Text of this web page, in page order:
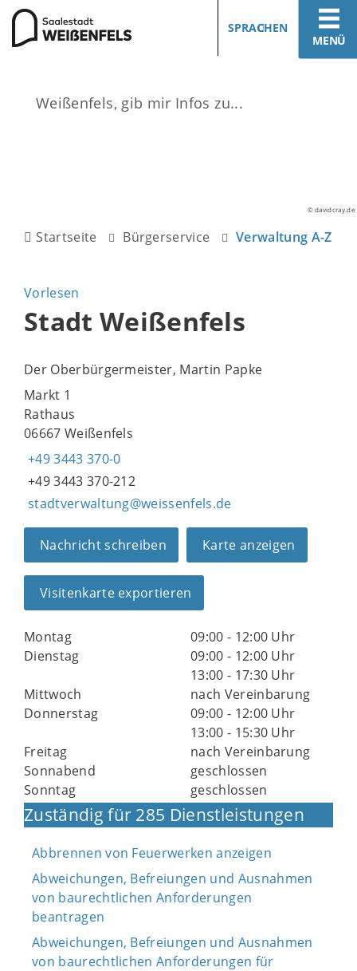
MENÜ
SPRACHEN
© davidcray.de
Startseite Bürgerservice Verwaltung A-Z
Vorlesen
Stadt Weißenfels
Der Oberbürgermeister, Martin Papke
Markt 1
Rathaus
06667 Weißenfels
+49 3443 370-0
+49 3443 370-212
stadtverwaltung@weissenfels.de
Nachricht schreiben Karte anzeigen
Visitenkarte exportieren
Montag
09:00 - 12:00 Uhr
Dienstag
09:00 - 12:00 Uhr
13:00 - 17:30 Uhr
Mittwoch
nach Vereinbarung
Donnerstag
09:00 - 12:00 Uhr
13:00 - 15:30 Uhr
Freitag
nach Vereinbarung
Sonnabend
geschlossen
Sonntag
geschlossen
Zuständig für 285 Dienstleistungen
Abbrennen von Feuerwerken anzeigen
Abweichungen, Befreiungen und Ausnahmen
von baurechtlichen Anforderungen
beantragen
Abweichungen, Befreiungen und Ausnahmen
von baurechtlichen Anforderungen für